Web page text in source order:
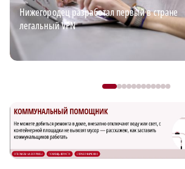
Нижегородец разработал первый в стране
легальный VPN